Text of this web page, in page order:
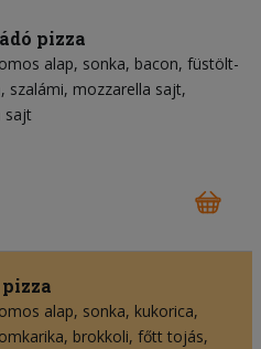
pizza
alap sonka bacon füstölt-
szalámi mozzarella sajt
sajt
alap sonka kukorica
brokkoli főtt tojás